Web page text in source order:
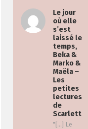
Le jour
où elle
s’est
laissé le
temps,
Beka &
Marko &
Maëla –
Les
petites
lectures
de
Scarlett
"[…] Le